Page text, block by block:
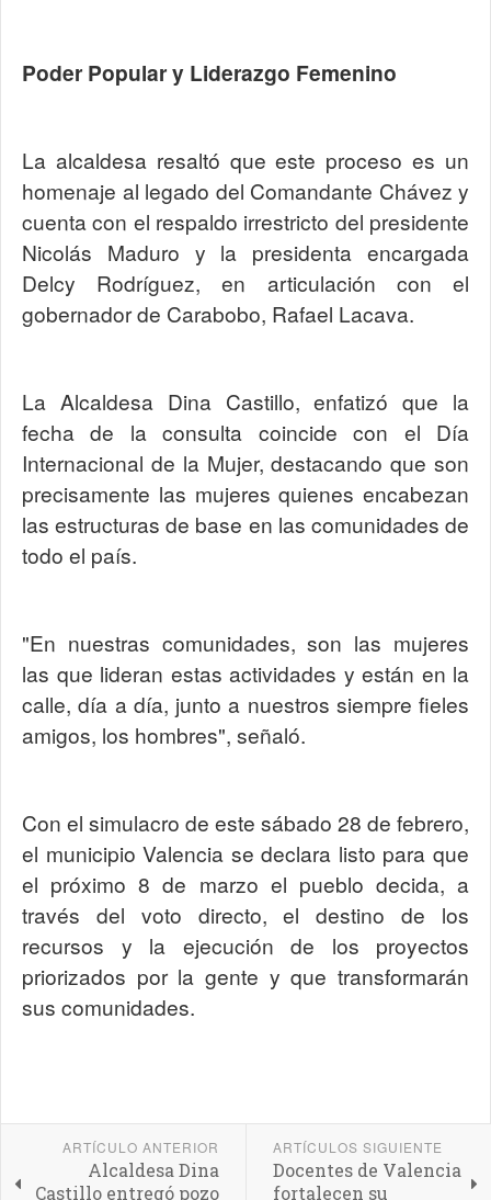
Poder Popular y Liderazgo Femenino
La alcaldesa resaltó que este proceso es un
homenaje al legado del Comandante Chávez y
cuenta con el respaldo irrestricto del presidente
Nicolás Maduro y la presidenta encargada
Delcy Rodríguez, en articulación con el
gobernador de Carabobo, Rafael Lacava.
La Alcaldesa Dina Castillo, enfatizó que la
fecha de la consulta coincide con el Día
Internacional de la Mujer, destacando que son
precisamente las mujeres quienes encabezan
las estructuras de base en las comunidades de
todo el país.
"En nuestras comunidades, son las mujeres
las que lideran estas actividades y están en la
calle, día a día, junto a nuestros siempre fieles
amigos, los hombres", señaló.
Con el simulacro de este sábado 28 de febrero,
el municipio Valencia se declara listo para que
el próximo 8 de marzo el pueblo decida, a
través del voto directo, el destino de los
recursos y la ejecución de los proyectos
priorizados por la gente y que transformarán
sus comunidades.
ARTÍCULO ANTERIOR
Alcaldesa Dina
Castillo entregó pozo
ARTÍCULOS SIGUIENTE
Docentes de Valencia
fortalecen su